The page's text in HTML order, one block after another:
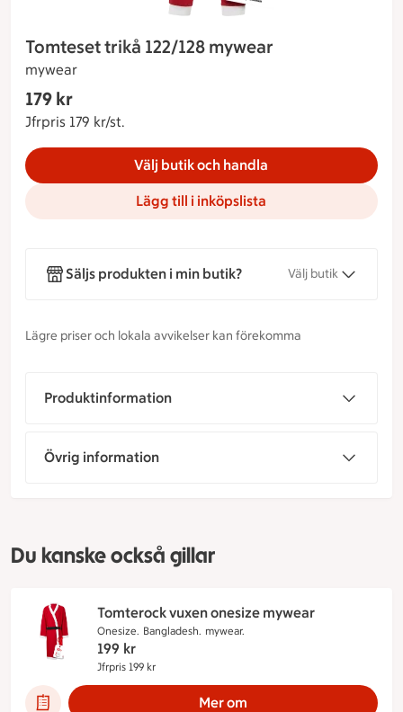
Tomteset trikå 122/128 mywear
mywear
179 kr
Jfrpris 179 kr/st.
Välj butik och handla
Lägg till i inköpslista
Säljs produkten i min butik? Välj butik
Lägre priser och lokala avvikelser kan förekomma
Produktinformation
Övrig information
Du kanske också gillar
Tomterock vuxen onesize mywear
Onesize. Bangladesh. mywear.
199 kr
Jfrpris 199 kr
Mer om